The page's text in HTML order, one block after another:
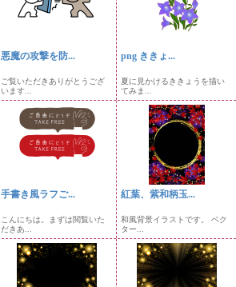
悪魔の攻撃を防...
ご覧いただきありがとうござ
います...
png ききょ...
夏に見かけるききょうを描い
てみま...
手書き風ラフご...
こんにちは。まずは閲覧いた
だきあ...
紅葉、紫和柄玉...
和風背景イラストです。 ベク
ター...